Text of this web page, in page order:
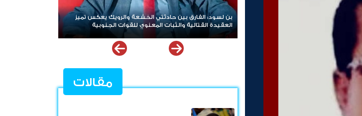
بن لسود: الفارق بين حادثتي الخشعة والرويك يعكس تميز
العقيدة القتالية والثبات المعنوي للقوات الجنوبية
هيئة بريطانية:
مقالات